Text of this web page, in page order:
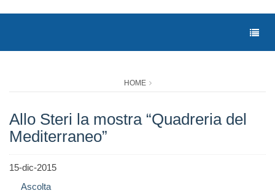
HOME
Allo Steri la mostra “Quadreria del
Mediterraneo”
15-dic-2015
Ascolta